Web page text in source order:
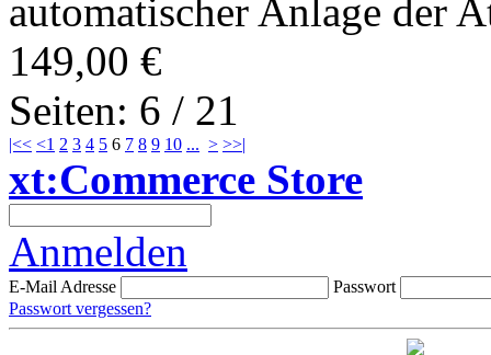
automatischer Anlage der
149,00 €
Seiten: 6 / 21
|<< <1 2 3 4 5 6 7 8 9 10 ... > >>|
xt:Commerce Store
Anmelden
E-Mail Adresse
Passwort
Passwort vergessen?